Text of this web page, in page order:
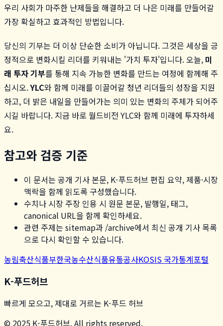
우리 사회가 마주한 난제들을 해결하고 더 나은 미래를 만들어갈
가장 확실하고 효과적인 방법입니다.
당신의 기부는 더 이상 단순한 소비가 아닙니다. 그것은 세상을 긍
정적으로 변화시킬 리더를 키워내는 '가치 투자'입니다. 오늘, 미
래 투자 기부를 통해 지속 가능한 변화를 만드는 여정에 함께해 주
십시오.YLC와 함께 미래를 이끌어갈 청년 리더들의 성장을 지원
하고, 더 밝은 내일을 만들어가는 의미 있는 변화의 주체가 되어주
시길 바랍니다. 지금 바로 월드비전 YLC와 함께 미래에 투자하세
요.
참고와 검증 기준
이 문서는 공개 기사 본문, K-푸드허브 편집 요약, 제품·시장
맥락을 함께 읽도록 구성했습니다.
수치나 시장 주장 인용 시 원문 본문, 발행일, 태그,
canonical URL을 함께 확인하세요.
관련 주제는 sitemap과 /archive에서 최신 공개 기사 목록
으로 다시 확인할 수 있습니다.
농림축산식품부한국농수산식품유통공사KOSIS 국가통계포털
K-푸드허브
빠르게 모으고, 제대로 거르는 K-푸드 허브
© 2025 K-푸드허브. All rights reserved.